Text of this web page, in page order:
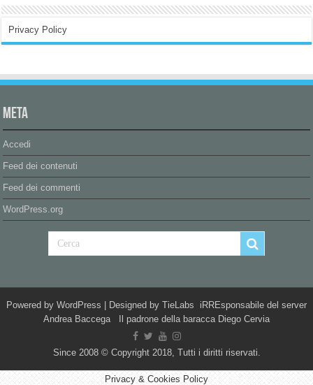
Privacy Policy
Meta
Accedi
Feed dei contenuti
Feed dei commenti
WordPress.org
Powered by WordPress | Designed by TieLabs iRREsponsabile del server
Andrea Baccega Il padrone della baracca Diego Cervia
Since 2008 © Copyright 2018, Tutti i diritti riservati.
Privacy & Cookies Policy